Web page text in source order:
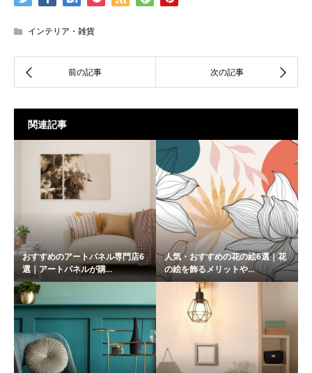
インテリア・雑貨
関連記事
おすすめのアートパネル専門店6
選｜アートパネルが購...
人気・おすすめの花の絵6選｜花
の絵を飾るメリットや...